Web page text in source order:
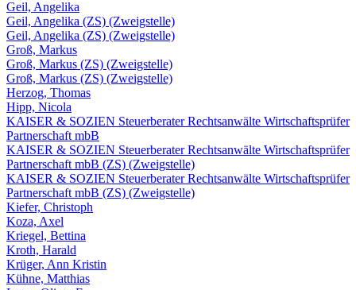
Geil, Angelika
Geil, Angelika (ZS) (Zweigstelle)
Geil, Angelika (ZS) (Zweigstelle)
Groß, Markus
Groß, Markus (ZS) (Zweigstelle)
Groß, Markus (ZS) (Zweigstelle)
Herzog, Thomas
Hipp, Nicola
KAISER & SOZIEN Steuerberater Rechtsanwälte Wirtschaftsprüfer
Partnerschaft mbB
KAISER & SOZIEN Steuerberater Rechtsanwälte Wirtschaftsprüfer
Partnerschaft mbB (ZS) (Zweigstelle)
KAISER & SOZIEN Steuerberater Rechtsanwälte Wirtschaftsprüfer
Partnerschaft mbB (ZS) (Zweigstelle)
Kiefer, Christoph
Koza, Axel
Kriegel, Bettina
Kroth, Harald
Krüger, Ann Kristin
Kühne, Matthias